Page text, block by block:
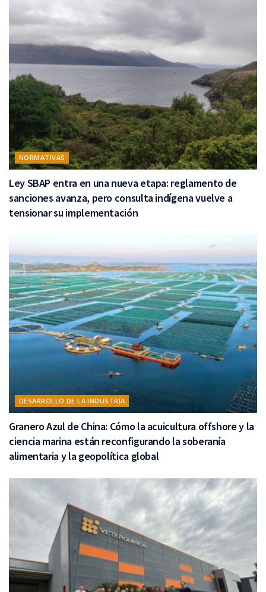
NORMATIVAS
Ley SBAP entra en una nueva etapa: reglamento de
sanciones avanza, pero consulta indígena vuelve a
tensionar su implementación
DESARROLLO DE LA INDUSTRIA
Granero Azul de China: Cómo la acuicultura offshore y la
ciencia marina están reconfigurando la soberanía
alimentaria y la geopolítica global